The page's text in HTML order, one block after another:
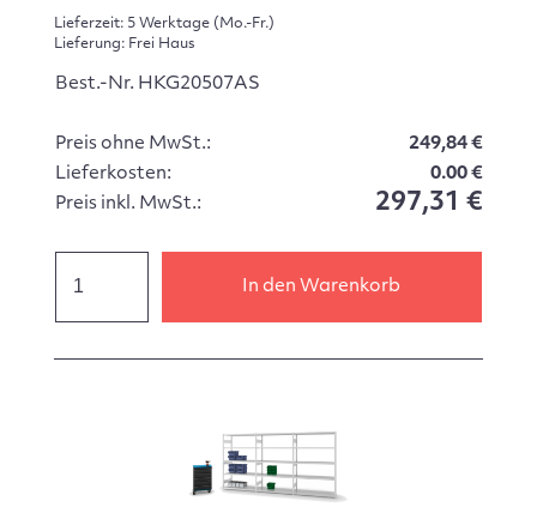
Lieferzeit: 5 Werktage (Mo.-Fr.)
Lieferung: Frei Haus
Best.-Nr. HKG20507AS
Preis ohne MwSt.:
249,84 €
Lieferkosten:
0.00 €
Preis inkl. MwSt.:
297,31 €
In den Warenkorb